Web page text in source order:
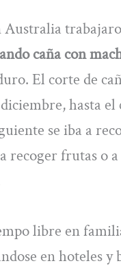
Australia
caña con
El corte de
hasta el
se iba a
recoger frutas o
libre en
en hoteles y